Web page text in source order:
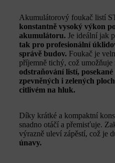
Akumulátorový foukač listí
konstantně vysoký výkon
akumulátoru. Je ideální jak
tak pro profesionální
správě budov. Foukač je
příjemně tichý, což umožňuje
odstraňování listí,
zpevněných i zelených
citlivém na hluk.
Díky krátké a kompaktní
snadno otáčí a přemisťuje.
výrazně uleví zápěstí, což je
únavy.